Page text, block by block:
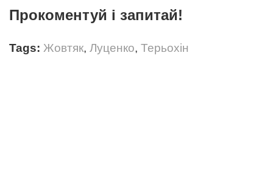
Прокоментуй і запитай!
Tags: Жовтяк, Луценко, Терьохін